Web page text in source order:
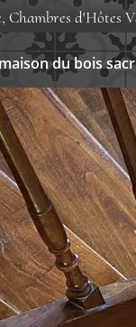
d'Hôtes
du bois